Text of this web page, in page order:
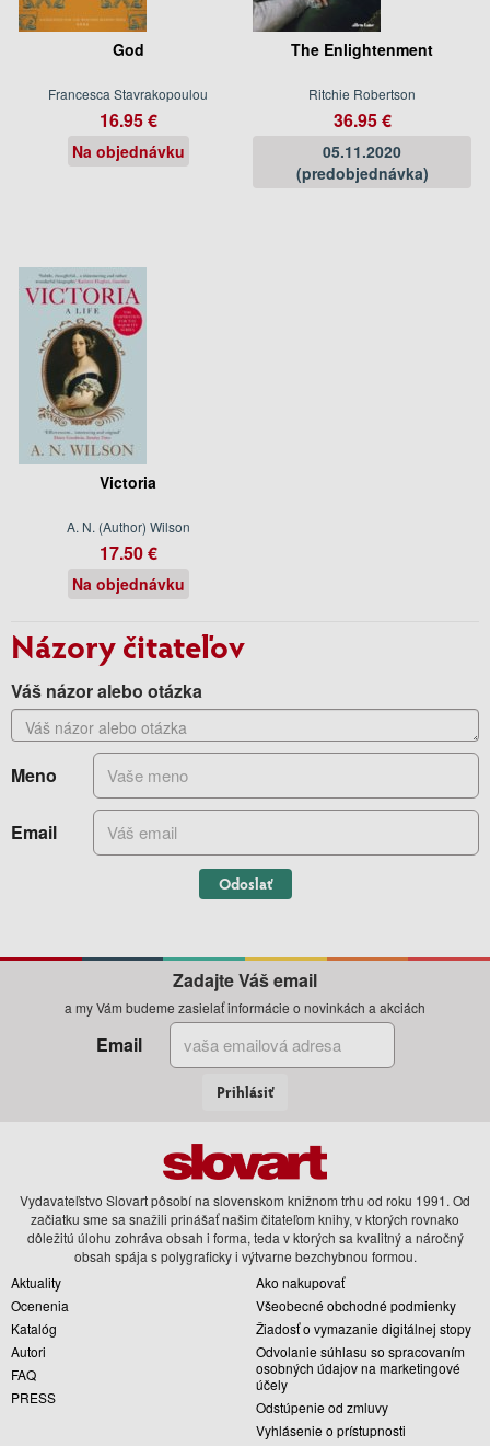
God
Francesca Stavrakopoulou
16.95 €
Na objednávku
The Enlightenment
Ritchie Robertson
36.95 €
05.11.2020
(predobjednávka)
Victoria
A. N. (Author) Wilson
17.50 €
Na objednávku
Názory čitateľov
Váš názor alebo otázka
Meno
Email
Odoslať
Zadajte Váš email
a my Vám budeme zasielať informácie o novinkách a akciách
Email
Prihlásiť
Vydavateľstvo Slovart pôsobí na slovenskom knižnom trhu od roku 1991. Od
začiatku sme sa snažili prinášať našim čitateľom knihy, v ktorých rovnako
dôležitú úlohu zohráva obsah i forma, teda v ktorých sa kvalitný a náročný
obsah spája s polygraficky i výtvarne bezchybnou formou.
Aktuality
Ocenenia
Katalóg
Autori
FAQ
PRESS
Ako nakupovať
Všeobecné obchodné podmienky
Žiadosť o vymazanie digitálnej stopy
Odvolanie súhlasu so spracovaním
osobných údajov na marketingové
účely
Odstúpenie od zmluvy
Vyhlásenie o prístupnosti